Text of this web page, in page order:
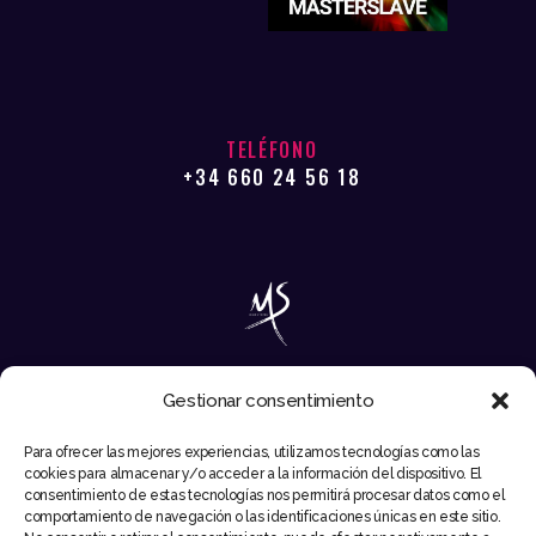
Gestionar consentimiento
Para ofrecer las mejores experiencias, utilizamos tecnologías como las
cookies para almacenar y/o acceder a la información del dispositivo. El
consentimiento de estas tecnologías nos permitirá procesar datos como el
comportamiento de navegación o las identificaciones únicas en este sitio.
TELÉFONO
+34 660 24 56 18
EMAIL
INFO@MIKESYNTEC.COM